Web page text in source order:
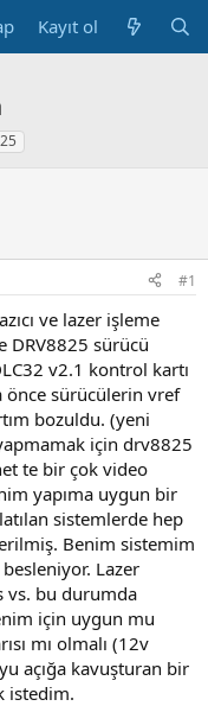
Kayıt ol
#1
ve lazer işleme
DRV8825 sürücü
v2.1 kontrol kartı
önce sürücülerin vref
bozuldu. (yeni
için drv8825
te bir çok video
yapıma uygun bir
sistemlerde hep
Benim sistemim
Lazer
vs. bu durumda
için uygun mu
mı olmalı (12v
açığa kavuşturan bir
istedim.